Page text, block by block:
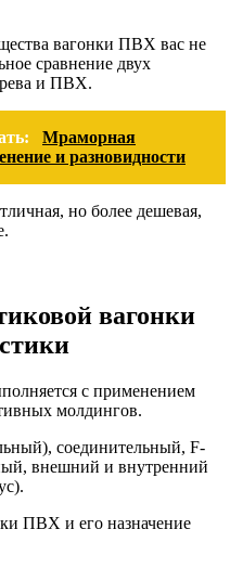
вагонки ПВХ вас не
сравнение двух
и ПВХ.
Мраморная
и разновидности
но более дешевая,
вагонки
с применением
молдингов.
соединительный, F-
внешний и внутренний
ПВХ и его назначение